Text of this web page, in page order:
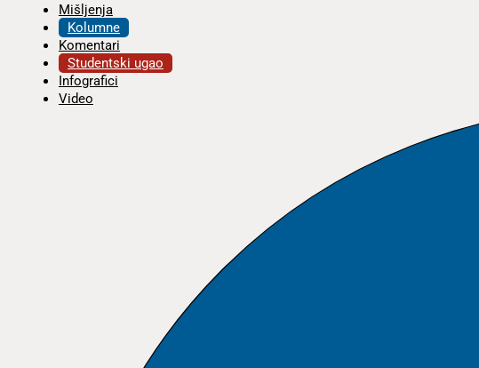
Mišljenja
Kolumne
Komentari
Studentski ugao
Infografici
Video